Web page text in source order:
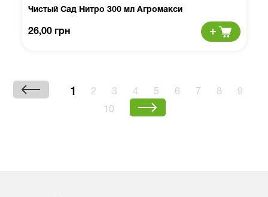
Чистый Сад Нитро 300 мл Агромакси
26,00 грн
1 2 3 4 5 6 7 8 9
10